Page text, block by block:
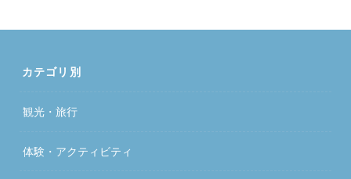
カテゴリ別
観光・旅行
体験・アクティビティ